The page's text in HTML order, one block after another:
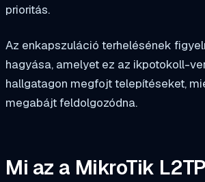
prioritás.
Az enkapszuláció terhelésének
hagyása, amelyet ez az ikpotokoll-
hallgatagon megfojt telepítéseket,
megabájt feldolgozódna.
Mi az a MikroTik